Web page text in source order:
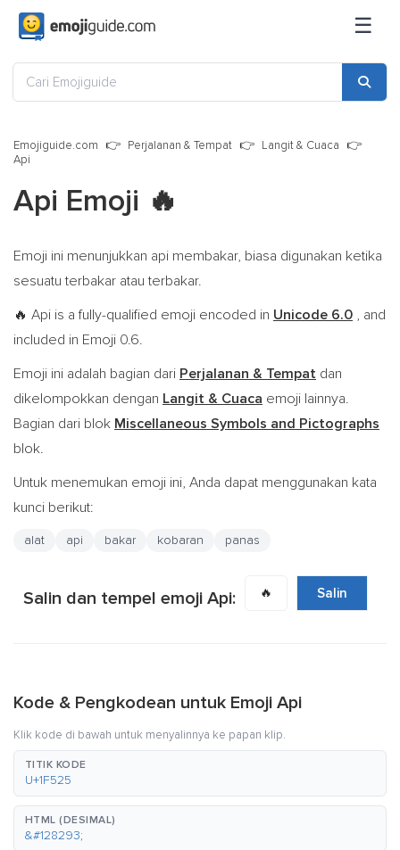
☰
Emojiguide.com Perjalanan & Tempat
Langit & Cuaca
Api
Api Emoji 🔥
Emoji ini menunjukkan api membakar, biasa digunakan ketika
sesuatu terbakar atau terbakar.
🔥 Api is a fully-qualified emoji encoded in Unicode 6.0 , and
included in Emoji 0.6.
Emoji ini adalah bagian dari Perjalanan & Tempat dan
dikelompokkan dengan Langit & Cuaca emoji lainnya.
Bagian dari blok Miscellaneous Symbols and Pictographs
blok.
Untuk menemukan emoji ini, Anda dapat menggunakan kata
kunci berikut:
alat api bakar kobaran panas
Salin dan tempel emoji Api: 🔥 Salin
Kode & Pengkodean untuk Emoji Api
Klik kode di bawah untuk menyalinnya ke papan klip.
TITIK KODE
U+1F525
HTML (DESIMAL)
&#128293;